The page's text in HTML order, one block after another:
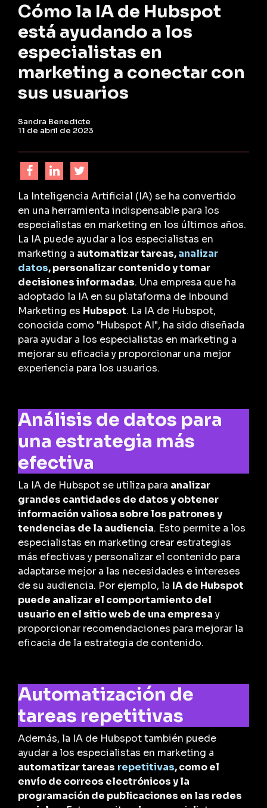
Cómo la IA de Hubspot
está ayudando a los
especialistas en
marketing a conectar con
sus usuarios
Sandra Benedicte
11 de abril de 2023
La Inteligencia Artificial (IA) se ha convertido
en una herramienta indispensable para los
especialistas en marketing en los últimos años.
La IA puede ayudar a los especialistas en
marketing a automatizar tareas,analizar
datos, personalizar contenido y tomar
decisiones informadas. Una empresa que ha
adoptado la IA en su plataforma de Inbound
Marketing es Hubspot. La IA de Hubspot,
conocida como "Hubspot AI", ha sido diseñada
para ayudar a los especialistas en marketing a
mejorar su eficacia y proporcionar una mejor
experiencia para los usuarios.
Análisis de datos para
una estrategia más
efectiva
La IA de Hubspot se utiliza para analizar
grandes cantidades de datos y obtener
información valiosa sobre los patrones y
tendencias de la audiencia. Esto permite a los
especialistas en marketing crear estrategias
más efectivas y personalizar el contenido para
adaptarse mejor a las necesidades e intereses
de su audiencia. Por ejemplo, la IA de Hubspot
puede analizar el comportamiento del
usuario en el sitio web de una empresa y
proporcionar recomendaciones para mejorar la
eficacia de la estrategia de contenido.
Automatización de
tareas repetitivas
Además, la IA de Hubspot también puede
ayudar a los especialistas en marketing a
automatizar tareas repetitivas, como el
envío de correos electrónicos y la
programación de publicaciones en las redes